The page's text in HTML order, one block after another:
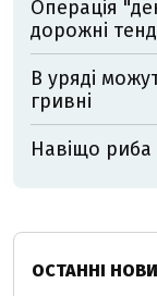
Операція
дорожні
В уряді
гривні
Навіщо риба
ОСТАННІ